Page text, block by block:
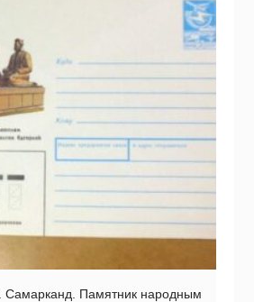
Памятник народным